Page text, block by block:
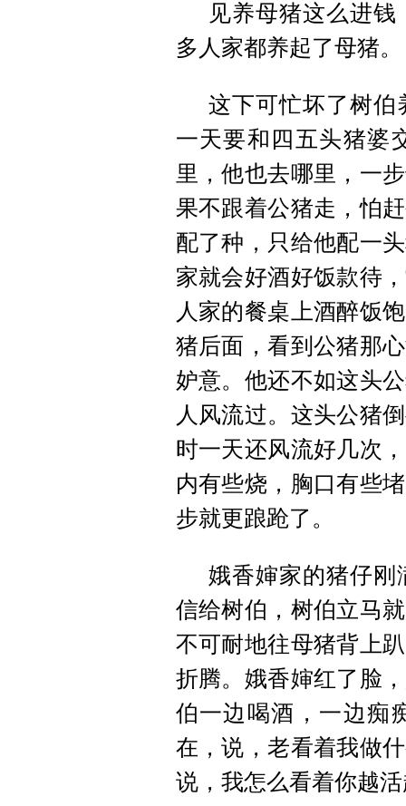
见养母猪这么进
多人家都养起了母猪。
这下可忙坏了树伯
一天要和四五头猪婆
里，他也去哪里，一
果不跟着公猪走，怕
配了种，只给他配一
家就会好酒好饭款待
人家的餐桌上酒醉饭
猪后面，看到公猪那
妒意。他还不如这头
人风流过。这头公猪
时一天还风流好几次
内有些烧，胸口有些
步就更踉跄了。
娥香婶家的猪仔刚
信给树伯，树伯立马
不可耐地往母猪背上
折腾。娥香婶红了脸
伯一边喝酒，一边痴
在，说，老看着我做
说，我怎么看着你越